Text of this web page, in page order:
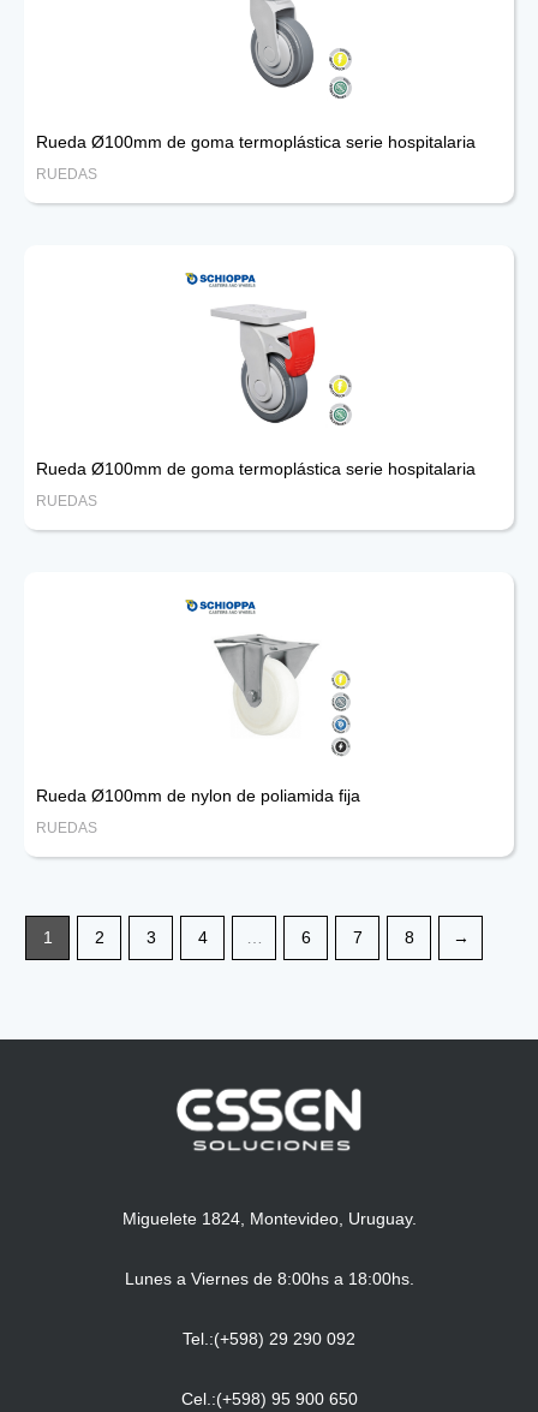
Rueda Ø100mm de goma termoplástica serie hospitalaria
RUEDAS
Rueda Ø100mm de goma termoplástica serie hospitalaria
RUEDAS
Rueda Ø100mm de nylon de poliamida fija
RUEDAS
1 2 3 4 6 7 8 →
Miguelete 1824, Montevideo, Uruguay.
Lunes a Viernes de 8:00hs a 18:00hs.
Tel.:(+598) 29 290 092
Cel.:(+598) 95 900 650